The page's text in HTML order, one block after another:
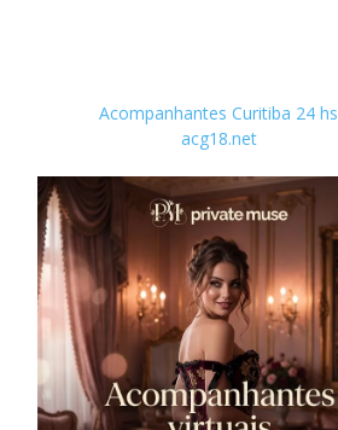
Acompanhantes Curitiba 24 hs
acg18.net